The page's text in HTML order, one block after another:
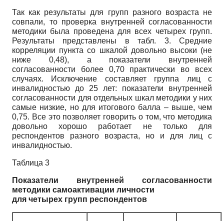
Так как результаты для групп разного возраста не
совпали, то проверка внутренней согласованности
методики была проведена для всех четырех групп.
Результаты представлены в табл. 3. Средние
корреляции пункта со шкалой довольно высоки (не
ниже 0,48), а показатели внутренней
согласованности более 0,70 практически во всех
случаях. Исключение составляет группа лиц с
инвалидностью до 25 лет: показатели внутренней
согласованности для отдельных шкал методики у них
самые низкие, но для итогового балла – выше, чем
0,75. Все это позволяет говорить о том, что методика
довольно хорошо работает не только для
респондентов разного возраста, но и для лиц с
инвалидностью.
Таблица 3
Показатели внутренней согласованности
методики самоактивации личности
для четырех групп респондентов